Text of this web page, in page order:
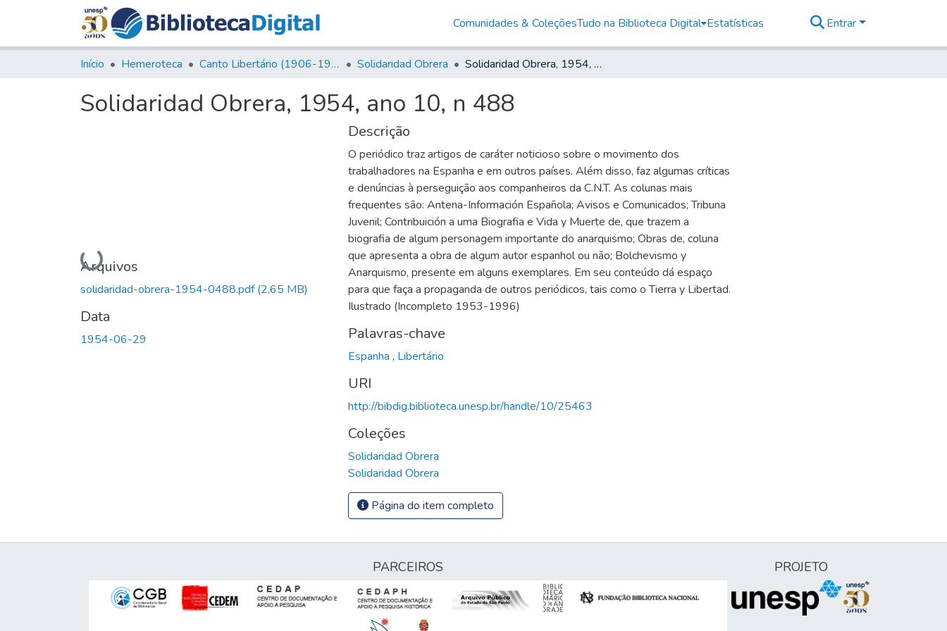
Comunidades & ColeçõesTudo na Biblioteca Digital Estatísticas Entrar
Início Hemeroteca Canto Libertário (1906-1995) Solidaridad Obrera Solidaridad Obrera, 1954, ano 10, n 488
Solidaridad Obrera, 1954, ano 10, n 488
Carregando...
Arquivos
solidaridad-obrera-1954-0488.pdf(2,65 MB)
Data
1954-06-29
Descrição
O periódico traz artigos de caráter noticioso sobre o movimento dos
trabalhadores na Espanha e em outros países. Além disso, faz algumas críticas
e denúncias à perseguição aos companheiros da C.N.T. As colunas mais
frequentes são: Antena-Información Española; Avisos e Comunicados; Tribuna
Juvenil; Contribuición a uma Biografia e Vida y Muerte de, que trazem a
biografia de algum personagem importante do anarquismo; Obras de, coluna
que apresenta a obra de algum autor espanhol ou não; Bolchevismo y
Anarquismo, presente em alguns exemplares. Em seu conteúdo dá espaço
para que faça a propaganda de outros periódicos, tais como o Tierra y Libertad.
Ilustrado (Incompleto 1953-1996)
Palavras-chave
Espanha , Libertário
URI
http://bibdig.biblioteca.unesp.br/handle/10/25463
Coleções
Solidaridad Obrera
Solidaridad Obrera
Página do item completo
PARCEIROS PROJETO